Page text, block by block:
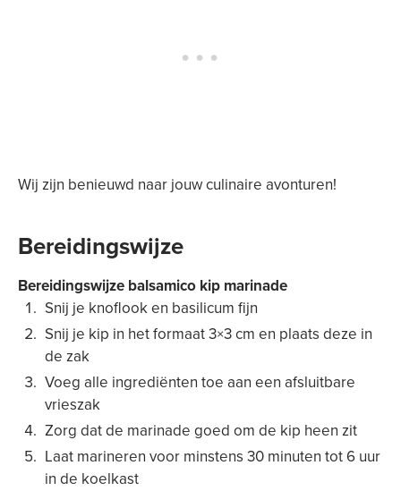
Wij zijn benieuwd naar jouw culinaire avonturen!
Bereidingswijze
Bereidingswijze balsamico kip marinade
Snij je knoflook en basilicum fijn
Snij je kip in het formaat 3×3 cm en plaats deze in
de zak
Voeg alle ingrediënten toe aan een afsluitbare
vrieszak
Zorg dat de marinade goed om de kip heen zit
Laat marineren voor minstens 30 minuten tot 6 uur
in de koelkast